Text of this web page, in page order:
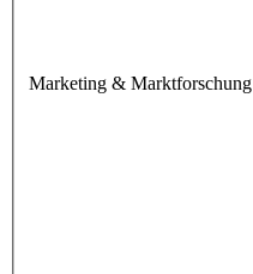
Marketing & Marktforschung